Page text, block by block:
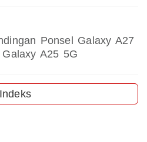
Ponsel Galaxy A27
A25 5G
Indeks